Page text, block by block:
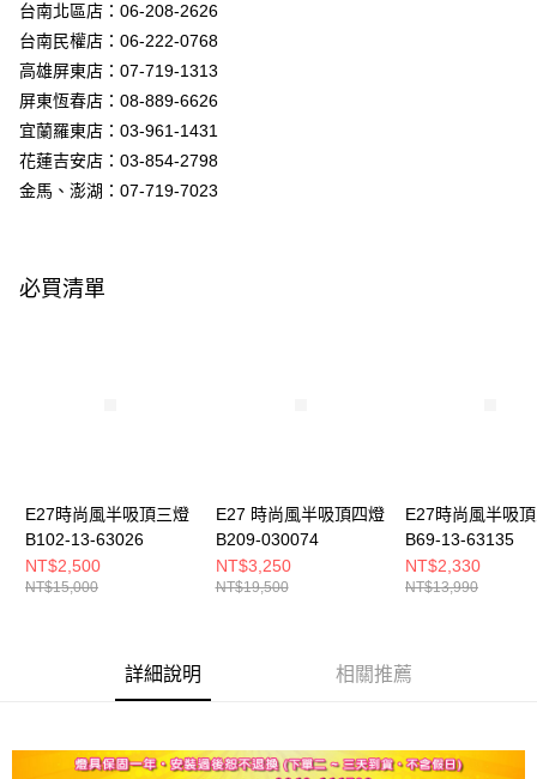
便利好安心！
１．簡單：不需註冊會員、不需綁卡、不需儲值。
３．安心：先確認商品／服務後，再付款。
【「AFTEE先享後付」結帳流程】
１．於結帳方式選擇「AFTEE先享後付」後，將跳轉至「AFTEE先享後付」
結帳頁面，進行簡訊認證並確認金額後，即可完成結帳。
２．訂單成立數日內，您將收到繳費通知簡訊。
後付繳納相關費用。
https://aftee.tw/terms/#terms3
３．未成年的使用者請事先徵得法定代理人或監護人之同意方可使用
任。
４．使用「AFTEE先享後付」時，將依據個別帳號之用戶狀況，依本公司即
恩沛科技股份有限公司將有權停止該用戶之使用額度並採取法律行動。
運送方式
新竹貨運宅配
台南北區店：06-208-2626
台南民權店：06-222-0768
高雄屏東店：07-719-1313
屏東恆春店：08-889-6626
宜蘭羅東店：03-961-1431
花蓮吉安店：03-854-2798
金馬、澎湖：07-719-7023
必買清單
E27時尚風半吸頂三燈
B102-13-63026
NT$2,500
NT$15,000
E27 時尚風半吸頂四燈
B209-030074
NT$3,250
NT$19,500
E27時尚風半吸
B69-13-63135
NT$2,330
NT$13,990
詳細說明 相關推薦